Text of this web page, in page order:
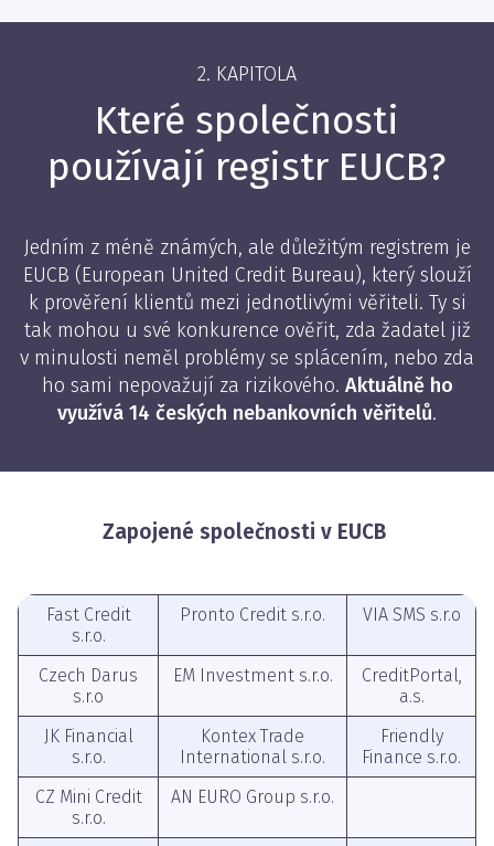
2. KAPITOLA
Které společnosti
používají registr EUCB?
Jedním z méně známých, ale důležitým registrem je
EUCB (European United Credit Bureau), který slouží
k prověření klientů mezi jednotlivými věřiteli. Ty si
tak mohou u své konkurence ověřit, zda žadatel již
v minulosti neměl problémy se splácením, nebo zda
ho sami nepovažují za rizikového. Aktuálně ho
využívá 14 českých nebankovních věřitelů.
Zapojené společnosti v EUCB
Fast Credit
s.r.o.
Pronto Credit s.r.o. VIA SMS s.r.o
Czech Darus
s.r.o
EM Investment s.r.o.
CreditPortal,
a.s.
JK Financial
s.r.o.
Kontex Trade
International s.r.o.
Friendly
Finance s.r.o.
CZ Mini Credit
s.r.o.
AN EURO Group s.r.o.